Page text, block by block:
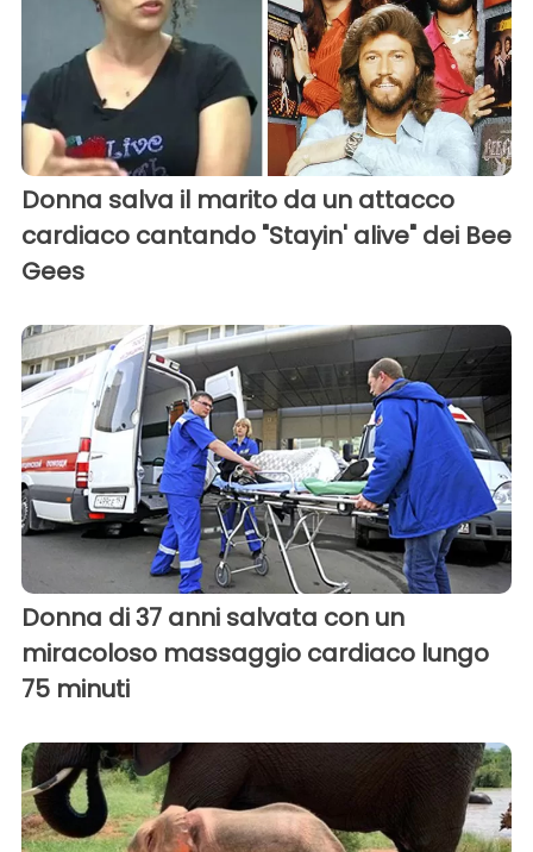
Donna salva il marito da un attacco
cardiaco cantando "Stayin' alive" dei Bee
Gees
Donna di 37 anni salvata con un
miracoloso massaggio cardiaco lungo
75 minuti